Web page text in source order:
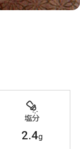
塩分
2.4g